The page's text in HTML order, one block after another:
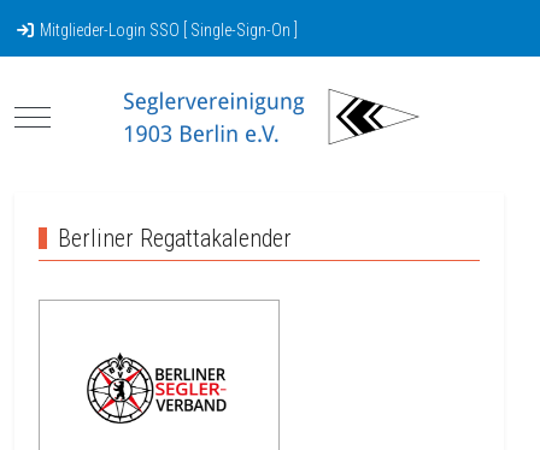
Mitglieder-Login SSO [ Single-Sign-On ]
Mobile Menu Toggle
Berliner Regattakalender